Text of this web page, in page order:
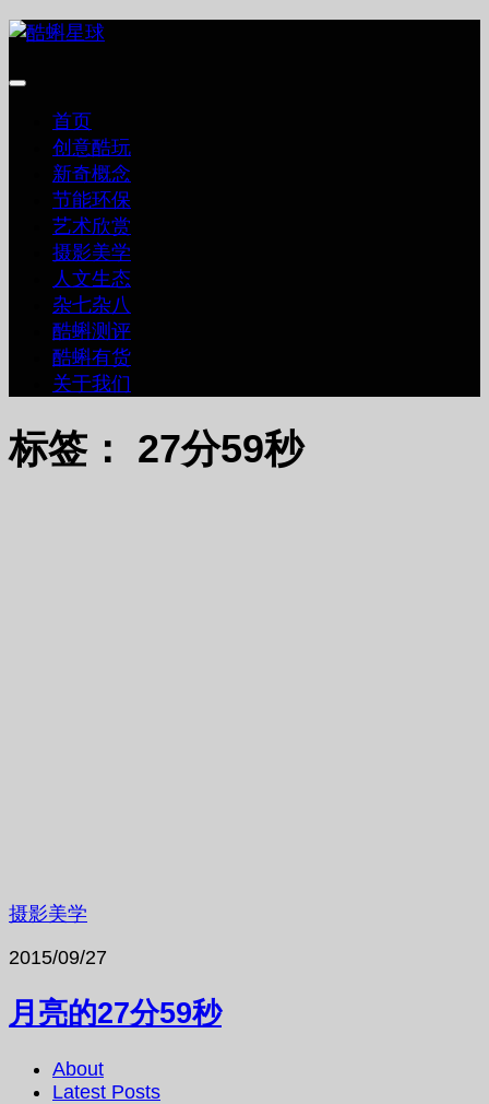
跳
内
首页
创意酷玩
新奇概念
节能环保
艺术欣赏
摄影美学
人文生态
杂七杂八
酷蝌测评
酷蝌有货
关于我们
标签： 27分59秒
摄影美学
2015/09/27
月亮的27分59秒
About
Latest Posts